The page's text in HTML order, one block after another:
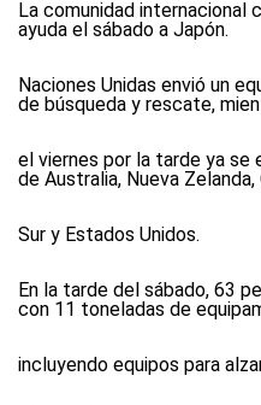
La comunidad internacional
ayuda el sábado a Japón.
Naciones Unidas envió un
de búsqueda y rescate,
el viernes por la tarde ya se
de Australia, Nueva Zelanda,
Sur y Estados Unidos.
En la tarde del sábado, 63
con 11 toneladas de
incluyendo equipos para